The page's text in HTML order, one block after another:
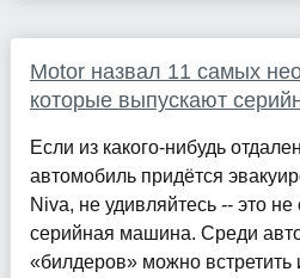
Motor назвал 11 самых
которые выпускают
Если из какого-нибудь
автомобиль придётся
Niva, не удивляйтесь -- это
серийная машина. Среди
«билдеров» можно встретить